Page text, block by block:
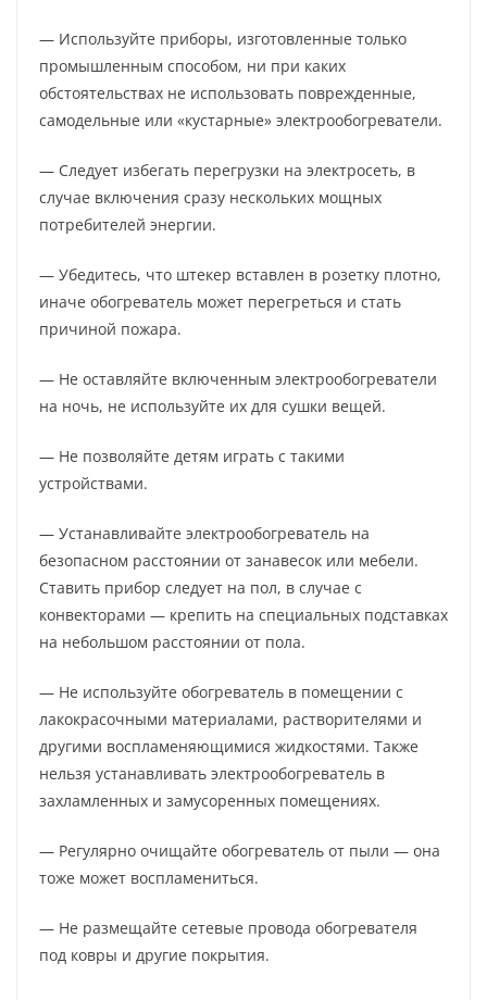
— Используйте приборы, изготовленные только
промышленным способом, ни при каких
обстоятельствах не использовать поврежденные,
самодельные или «кустарные» электрообогреватели.
— Следует избегать перегрузки на электросеть, в
случае включения сразу нескольких мощных
потребителей энергии.
— Убедитесь, что штекер вставлен в розетку плотно,
иначе обогреватель может перегреться и стать
причиной пожара.
— Не оставляйте включенным электрообогреватели
на ночь, не используйте их для сушки вещей.
— Не позволяйте детям играть с такими
устройствами.
— Устанавливайте электрообогреватель на
безопасном расстоянии от занавесок или мебели.
Ставить прибор следует на пол, в случае с
конвекторами — крепить на специальных подставках
на небольшом расстоянии от пола.
— Не используйте обогреватель в помещении с
лакокрасочными материалами, растворителями и
другими воспламеняющимися жидкостями. Также
нельзя устанавливать электрообогреватель в
захламленных и замусоренных помещениях.
— Регулярно очищайте обогреватель от пыли — она
тоже может воспламениться.
— Не размещайте сетевые провода обогревателя
под ковры и другие покрытия.